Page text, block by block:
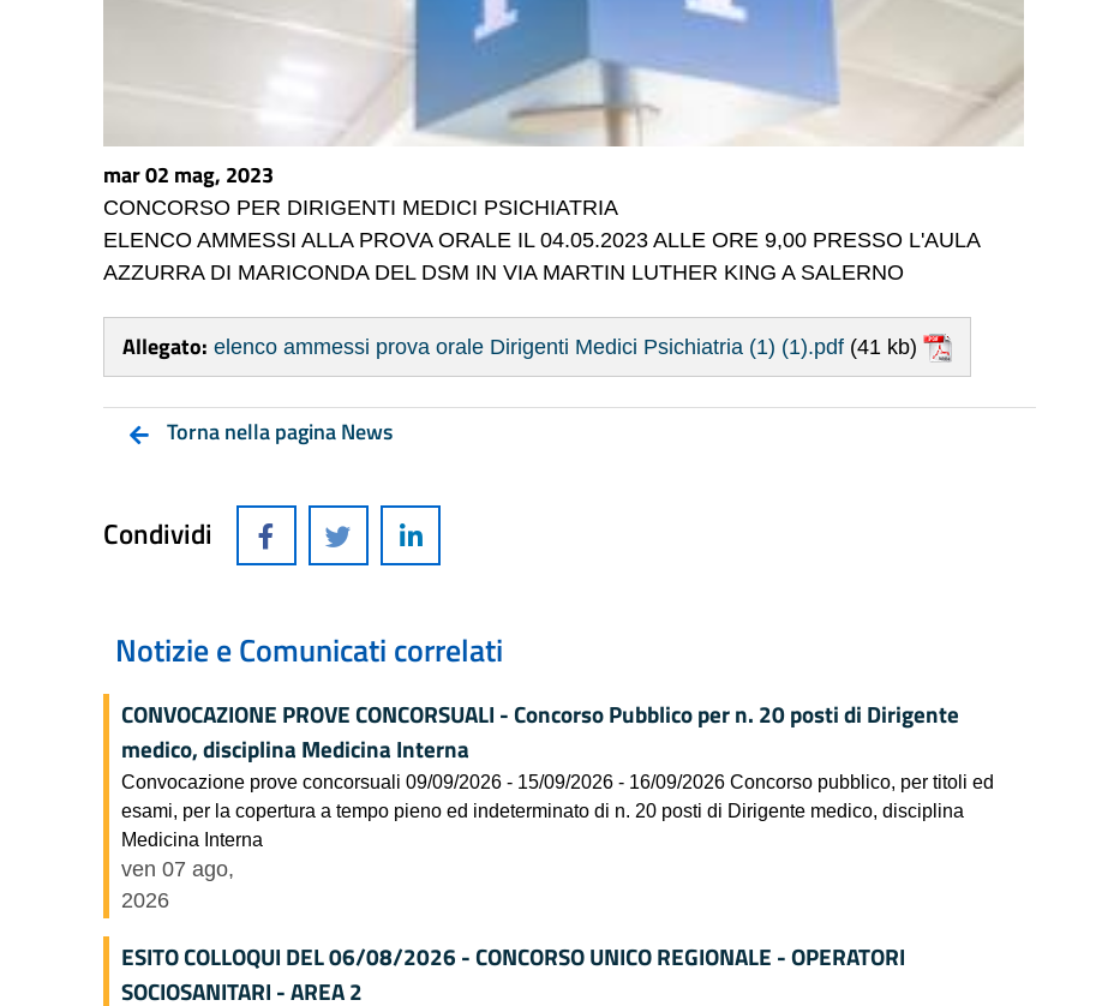
mar 02 mag, 2023
CONCORSO PER DIRIGENTI MEDICI PSICHIATRIA
ELENCO AMMESSI ALLA PROVA ORALE IL 04.05.2023 ALLE ORE 9,00 PRESSO L'AULA
AZZURRA DI MARICONDA DEL DSM IN VIA MARTIN LUTHER KING A SALERNO
Allegato: elenco ammessi prova orale Dirigenti Medici Psichiatria (1) (1).pdf (41 kb)
Torna nella pagina News
Condividi
Notizie e Comunicati correlati
CONVOCAZIONE PROVE CONCORSUALI - Concorso Pubblico per n. 20 posti di Dirigente
medico, disciplina Medicina Interna
Convocazione prove concorsuali 09/09/2026 - 15/09/2026 - 16/09/2026 Concorso pubblico, per titoli ed
esami, per la copertura a tempo pieno ed indeterminato di n. 20 posti di Dirigente medico, disciplina
Medicina Interna
ven 07 ago,
2026
ESITO COLLOQUI DEL 06/08/2026 - CONCORSO UNICO REGIONALE - OPERATORI
SOCIOSANITARI - AREA 2